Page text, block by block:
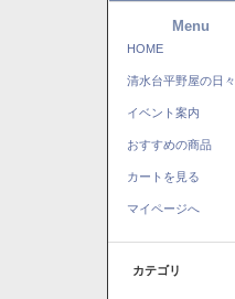
Menu
HOME
清水台平野屋の日々
イベント案内
おすすめの商品
カートを見る
マイページへ
カテゴリ